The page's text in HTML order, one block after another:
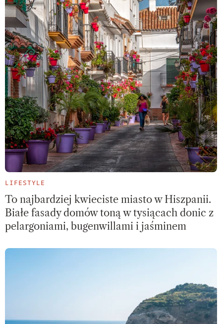
LIFESTYLE
To najbardziej kwieciste miasto w Hiszpanii.
Białe fasady domów toną w tysiącach donic z
pelargoniami, bugenwillami i jaśminem